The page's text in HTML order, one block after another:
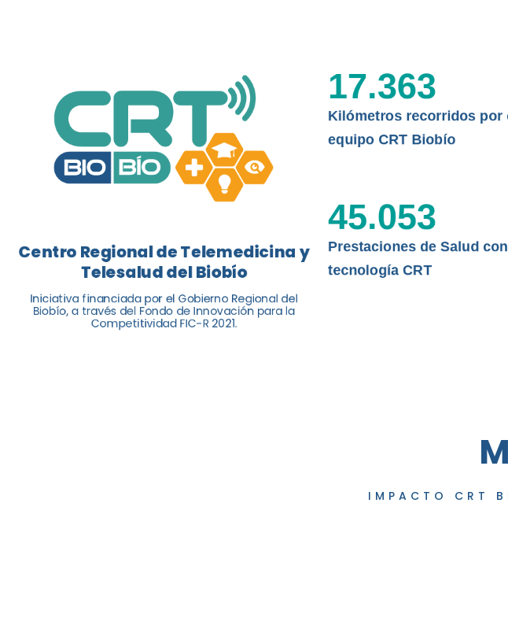
MDPA
Telesalud del Biobío, a través de la Universidad de
Leer más
Centro Regional de Telemedicina y
Telesalud del Biobío
Iniciativa financiada por el Gobierno Regional del
Biobío, a través del Fondo de Innovación para la
Competitividad FIC-R 2021.
Kilómetros recorridos por
equipo CRT Biobío
17.363
Prestaciones de Salud con
tecnología CRT
45.053
IMPACTO CRT